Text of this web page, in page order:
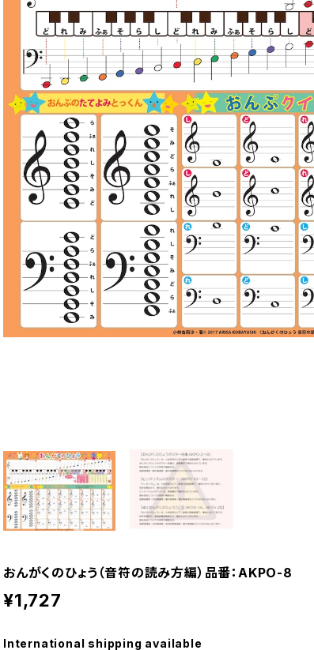
おんがくのひょう（音符の読み方編）品番：AKPO-8
¥1,727
International shipping available